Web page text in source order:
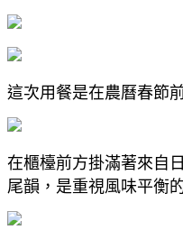
這次用餐是在農曆春節
在櫃檯前方掛滿著來自
尾韻，是重視風味平衡